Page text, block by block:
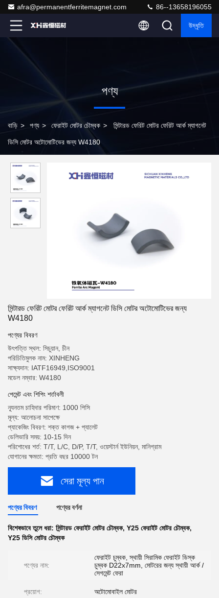
afra@permanentferritemagnet.com 86--13658196055
উদ্ধৃতি
পণ্য
বাড়ি > পণ্য > ফেরাইট মোটর চৌম্বক > সিন্টারড ফেরিট মোটর ফেরিট আর্ক ম্যাগনেট
ডিসি মোটর অটোমোটিভের জন্য W4180
সিন্টারড ফেরিট মোটর ফেরিট আর্ক ম্যাগনেট ডিসি মোটর অটোমোটিভের জন্য
W4180
পণ্যের বিবরণ
উৎপত্তি স্থল: সিচুয়ান, চীন
পরিচিতিমুলক নাম: XINHENG
সাক্ষ্যদান: IATF16949,ISO9001
মডেল নম্বার: W4180
পেমেন্ট এবং শিপিং শর্তাবলী
ন্যূনতম চাহিদার পরিমাণ: 1000 পিসি
মূল্য: আলোচনা সাপেক্ষে
প্যাকেজিং বিবরণ: শক্ত কাগজ + প্যালেট
ডেলিভারি সময়: 10-15 দিন
পরিশোধের শর্ত: T/T, L/C, D/P, T/T, ওয়েস্টার্ন ইউনিয়ন, মানিগ্রাম
যোগানের ক্ষমতা: প্রতি বছর 10000 টন
সেরা মূল্য পান
পণ্যের বিবরণ পণ্যের বর্ণনা
বিশেষভাবে তুলে ধরা: সিন্টারড ফেরাইট মোটর চৌম্বক, Y25 ফেরাইট মোটর চৌম্বক,
Y25 ডিসি মোটর চৌম্বক
পণ্যের নাম:
ফেরাইট চুম্বক, স্থায়ী সিরামিক ফেরাইট ডিস্ক
চুম্বক D22x7mm, মোটরের জন্য স্থায়ী আর্ক /
সেগমেন্ট ফেরা
প্রয়োগ: অটোমোবাইল মোটর